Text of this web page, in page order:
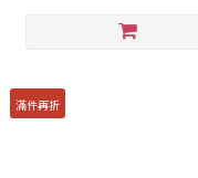
滿件再折